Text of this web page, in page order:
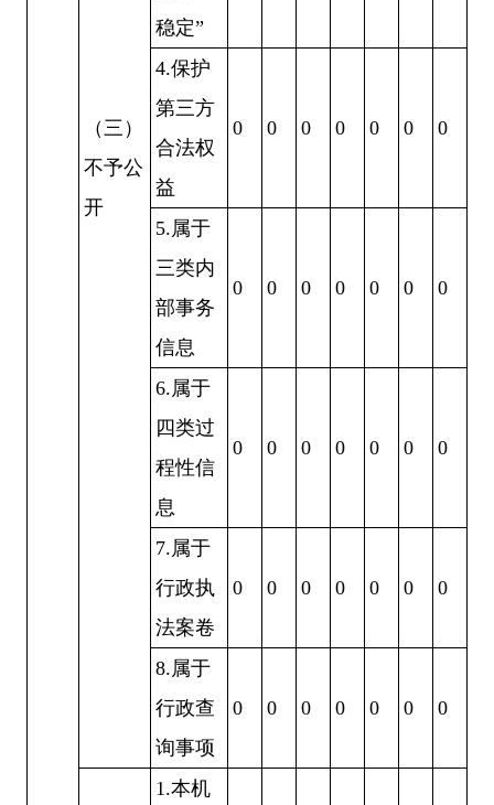
（三）
不予公
开
稳定”
4.保护
第三方
合法权
益
0 0 0 0 0 0 0
5. 属于
三类内
部事务
信息
0 0 0 0 0 0 0
6. 属于
四类过
程性信
息
0 0 0 0 0 0 0
7. 属于
行政执
法案卷
0 0 0 0 0 0 0
8. 属于
行政查
询事项
0 0 0 0 0 0 0
1.本机